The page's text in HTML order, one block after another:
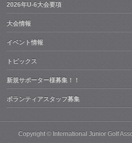
2026年U-6大会要項
大会情報
イベント情報
トピックス
新規サポーター様募集！！
ボランティアスタッフ募集
Copyright © International Junior Golf